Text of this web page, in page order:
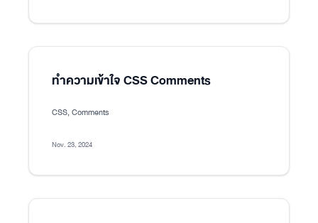
ทำความเข้าใจ CSS Comments
CSS, Comments
Nov. 23, 2024